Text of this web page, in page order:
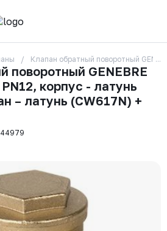
Клапан обратный поворотный
поворотный GENEBRE
корпус - латунь
– латунь (CW617N) +
44979